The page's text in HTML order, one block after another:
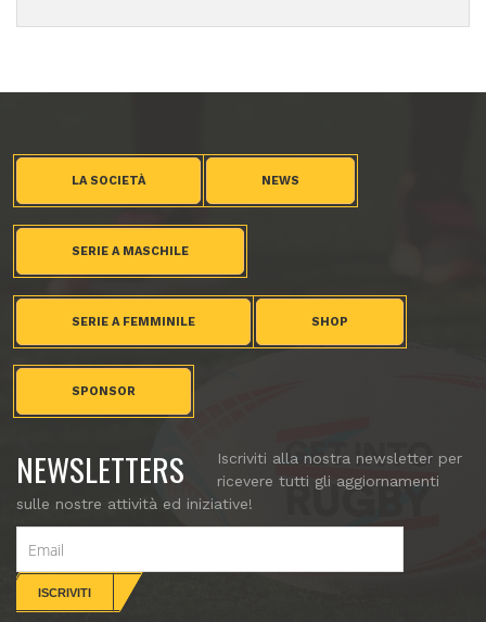
LA SOCIETÀ NEWS
SERIE A MASCHILE
SERIE A FEMMINILE SHOP
SPONSOR
NEWSLETTERS
Iscriviti alla nostra newsletter per
ricevere tutti gli aggiornamenti
sulle nostre attività ed iniziative!